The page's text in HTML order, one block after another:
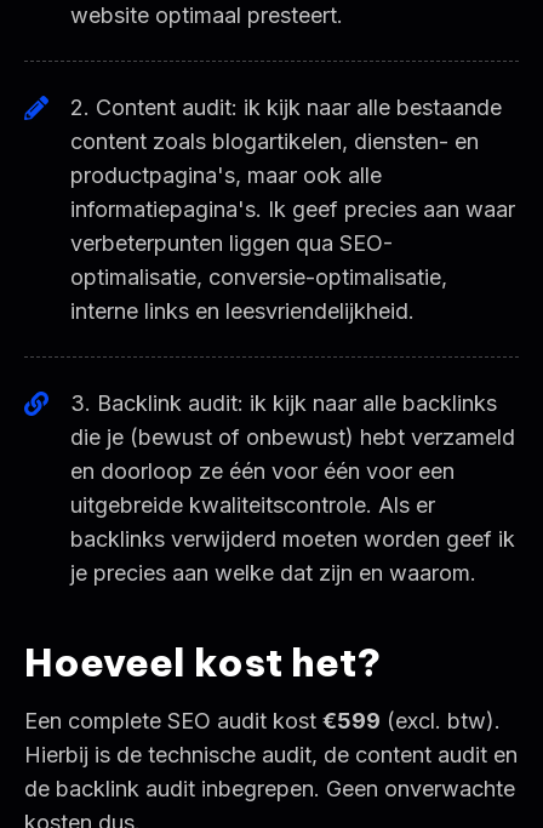
website optimaal presteert.
2. Content audit: ik kijk naar alle bestaande
content zoals blogartikelen, diensten- en
productpagina's, maar ook alle
informatiepagina's. Ik geef precies aan waar
verbeterpunten liggen qua SEO-
optimalisatie, conversie-optimalisatie,
interne links en leesvriendelijkheid.
3. Backlink audit: ik kijk naar alle backlinks
die je (bewust of onbewust) hebt verzameld
en doorloop ze één voor één voor een
uitgebreide kwaliteitscontrole. Als er
backlinks verwijderd moeten worden geef ik
je precies aan welke dat zijn en waarom.
Hoeveel kost het?
Een complete SEO audit kost €599 (excl. btw).
Hierbij is de technische audit, de content audit en
de backlink audit inbegrepen. Geen onverwachte
kosten dus.